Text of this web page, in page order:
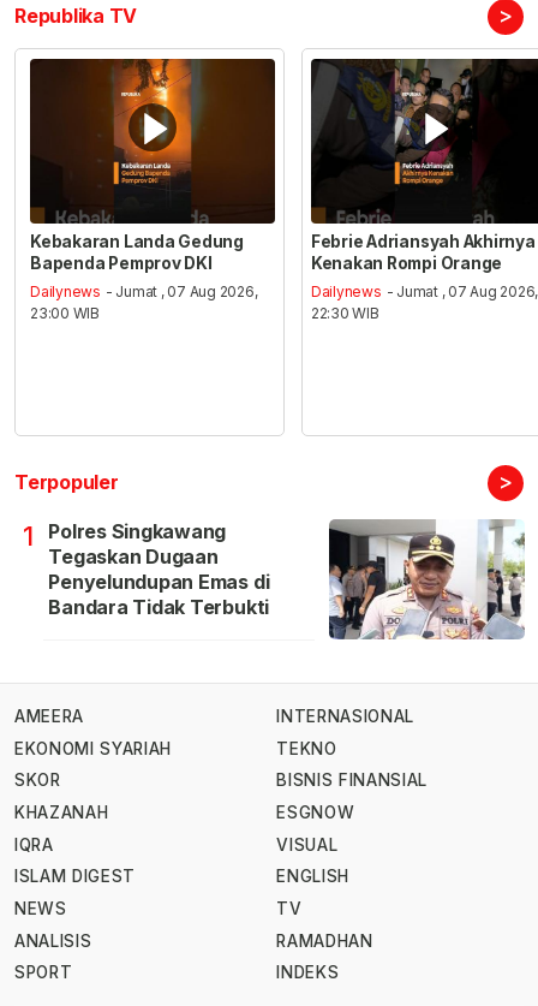
Republika TV >
Kebakaran Landa Gedung
Bapenda Pemprov DKI
Dailynews - Jumat , 07 Aug 2026,
23:00 WIB
Febrie Adriansyah Akhirnya
Kenakan Rompi Orange
Dailynews - Jumat , 07 Aug 2026,
22:30 WIB
Terpopuler >
1
Polres Singkawang
Tegaskan Dugaan
Penyelundupan Emas di
Bandara Tidak Terbukti
AMEERA
EKONOMI SYARIAH
SKOR
KHAZANAH
IQRA
ISLAM DIGEST
NEWS
ANALISIS
SPORT
INTERNASIONAL
TEKNO
BISNIS FINANSIAL
ESGNOW
VISUAL
ENGLISH
TV
RAMADHAN
INDEKS